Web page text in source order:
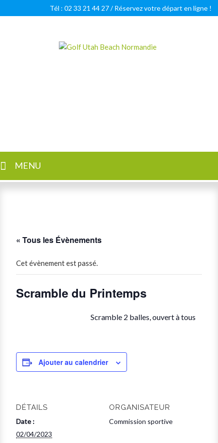
Tél : 02 33 21 44 27 /Réservez votre départ en ligne !
MENU
« Tous les Évènements
Cet évènement est passé.
Scramble du Printemps
Scramble 2 balles, ouvert à tous
Ajouter au calendrier
DÉTAILS
Date :
02/04/2023
ORGANISATEUR
Commission sportive